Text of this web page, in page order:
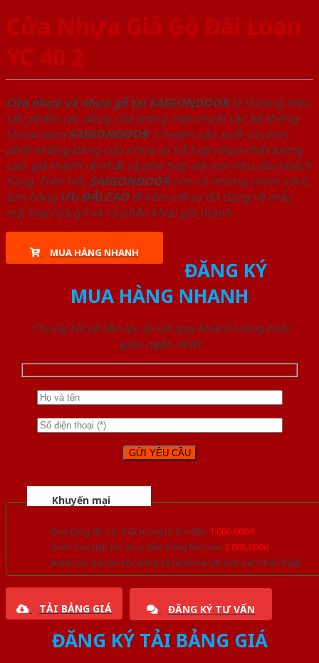
Cửa Nhựa Giả Gỗ Đài Loan
YC 40 2
Cửa nhựa và nhựa gỗ tại SAIGONDOORlà thương hiệu
sản phẩm các dòng cửa trong một chuỗi các hệ thống
Showroom SAIGONDOOR. Chuyên sản xuất và phân
phối những dòng cửa nhựa và hỗ hợp nhựa chất lượng
cao, giá thành rẻ nhất và phù hợp với mọi nhu cầu khách
hàng. Trên hết, SAIGONDOORcòn có những chính sách
bán hàng ƯU ĐÃI CAOđi kèm với sự đa dạng về mẫu
mã, loại cửa gỗ và cả phân khúc giá thành.
MUA HÀNG NHANH
ĐĂNG KÝ
MUA HÀNG NHANH
Chúng tôi sẽ liên lạc lại với quý khách trong thời
gian ngắn nhất
Khuyến mại
Quà tặng đồ nội thất trang trí lên đến 1.000.000đ
Giảm trực tiếp khi mua đơn hàng lớn hơn 3.000.000đ
Nhiều ưu đãi lớn khi đăng ký tài khoản thành viên thân thiết
TẢI BẢNG GIÁ ĐĂNG KÝ TƯ VẤN
ĐĂNG KÝ TẢI BẢNG GIÁ